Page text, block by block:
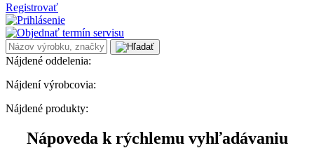
Registrovať
Nájdené oddelenia:
Nájdení výrobcovia:
Nájdené produkty:
Nápoveda k rýchlemu vyhľadávaniu